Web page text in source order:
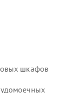
шкафов